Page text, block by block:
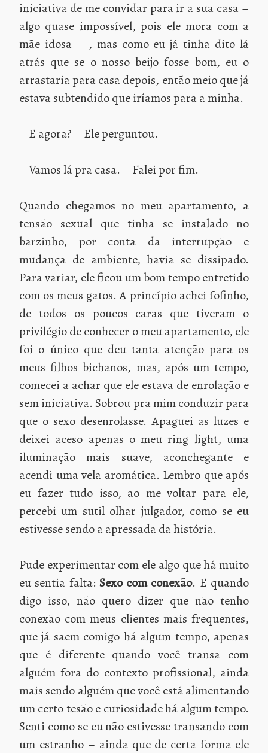
iniciativa de me convidar para ir a sua casa –
algo quase impossível, pois ele mora com a
mãe idosa – , mas como eu já tinha dito lá
atrás que se o nosso beijo fosse bom, eu o
arrastaria para casa depois, então meio que já
estava subtendido que iríamos para a minha.
– E agora? – Ele perguntou.
– Vamos lá pra casa. – Falei por fim.
Quando chegamos no meu apartamento, a
tensão sexual que tinha se instalado no
barzinho, por conta da interrupção e
mudança de ambiente, havia se dissipado.
Para variar, ele ficou um bom tempo entretido
com os meus gatos. A princípio achei fofinho,
de todos os poucos caras que tiveram o
privilégio de conhecer o meu apartamento, ele
foi o único que deu tanta atenção para os
meus filhos bichanos, mas, após um tempo,
comecei a achar que ele estava de enrolação e
sem iniciativa. Sobrou pra mim conduzir para
que o sexo desenrolasse. Apaguei as luzes e
deixei aceso apenas o meu ring light, uma
iluminação mais suave, aconchegante e
acendi uma vela aromática. Lembro que após
eu fazer tudo isso, ao me voltar para ele,
percebi um sutil olhar julgador, como se eu
estivesse sendo a apressada da história.
Pude experimentar com ele algo que há muito
eu sentia falta: Sexo com conexão. E quando
digo isso, não quero dizer que não tenho
conexão com meus clientes mais frequentes,
que já saem comigo há algum tempo, apenas
que é diferente quando você transa com
alguém fora do contexto profissional, ainda
mais sendo alguém que você está alimentando
um certo tesão e curiosidade há algum tempo.
Senti como se eu não estivesse transando com
um estranho – ainda que de certa forma ele